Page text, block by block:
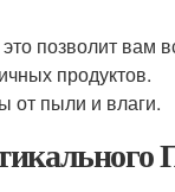
позволит вам
продуктов.
от пыли и влаги.